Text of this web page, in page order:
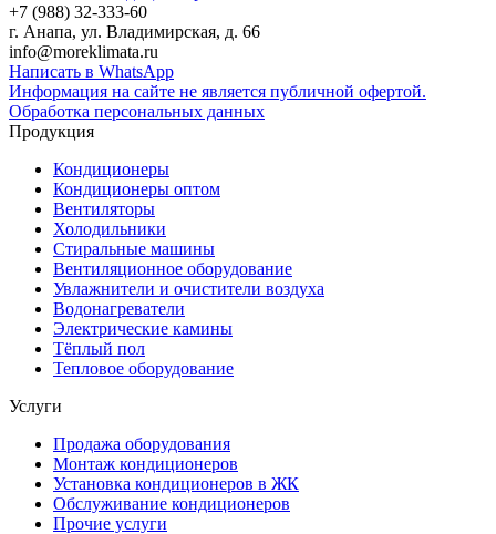
+7 (988) 32-333-60
г. Анапа, ул. Владимирская, д. 66
info@moreklimata.ru
Написать в WhatsApp
Информация на сайте не является публичной офертой.
Обработка персональных данных
Продукция
Кондиционеры
Кондиционеры оптом
Вентиляторы
Холодильники
Стиральные машины
Вентиляционное оборудование
Увлажнители и очистители воздуха
Водонагреватели
Электрические камины
Тёплый пол
Тепловое оборудование
Услуги
Продажа оборудования
Монтаж кондиционеров
Установка кондиционеров в ЖК
Обслуживание кондиционеров
Прочие услуги